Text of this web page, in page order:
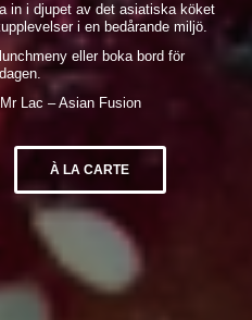
in i djupet av det asiatiska köket
i en bedårande miljö.
eller boka bord för
Lac – Asian Fusion
À LA CARTE